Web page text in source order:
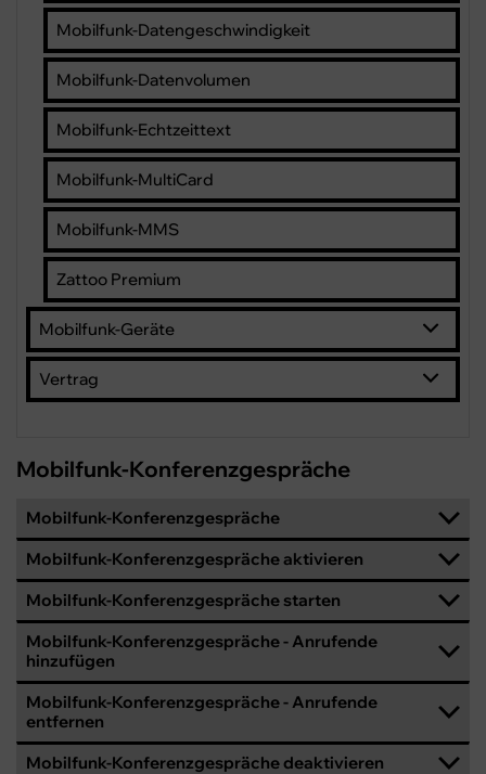
Mobilfunk-Datengeschwindigkeit
Mobilfunk-Datenvolumen
Mobilfunk-Echtzeittext
Mobilfunk-MultiCard
Mobilfunk-MMS
Zattoo Premium
Mobilfunk-Geräte
Vertrag
Mobilfunk-Konferenzgespräche
Mobilfunk-Konferenzgespräche
Mobilfunk-Konferenzgespräche aktivieren
Mobilfunk-Konferenzgespräche starten
Mobilfunk-Konferenzgespräche - Anrufende
hinzufügen
Mobilfunk-Konferenzgespräche - Anrufende
entfernen
Mobilfunk-Konferenzgespräche deaktivieren